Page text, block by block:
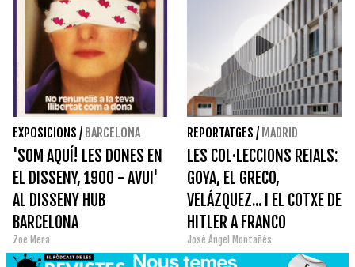
EXPOSICIONS / BARCELONA
'SOM AQUÍ! LES DONES EN
EL DISSENY, 1900 - AVUI'
AL DISSENY HUB
BARCELONA
Zoe Mera
REPORTATGES / MADRID
LES COL·LECCIONS REIALS:
GOYA, EL GRECO,
VELÁZQUEZ... I EL COTXE DE
HITLER A FRANCO
José Ángel Montañés